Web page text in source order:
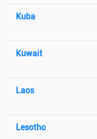
Kuba
Kuwait
Laos
Lesotho